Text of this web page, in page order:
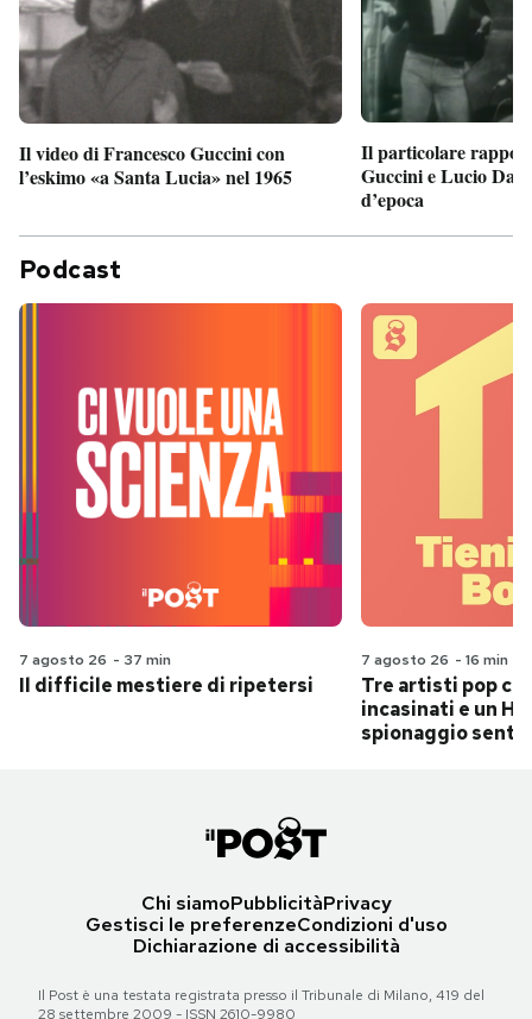
Il video di Francesco Guccini con
l’eskimo «a Santa Lucia» nel 1965
Il particolare
Guccini e Lucio
d’epoca
Podcast
7 agosto 26 - 37 min
Il difficile mestiere di ripetersi
7 agosto 26 - 16 min
Tre artisti pop
incasinati e un
spionaggio
Chi siamoPubblicitàPrivacy
Gestisci le preferenzeCondizioni d'uso
Dichiarazione di accessibilità
Il Post è una testata registrata presso il Tribunale di Milano, 419 del
28 settembre 2009 - ISSN 2610-9980